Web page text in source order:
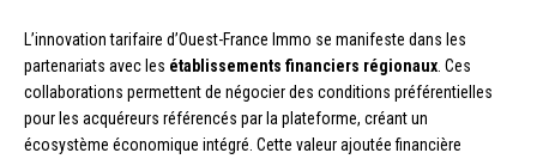
L’innovation tarifaire d’Ouest-France Immo se manifeste dans les
partenariats avec les établissements financiers régionaux . Ces
collaborations permettent de négocier des conditions préférentielles
pour les acquéreurs référencés par la plateforme, créant un
écosystème économique intégré. Cette valeur ajoutée financière